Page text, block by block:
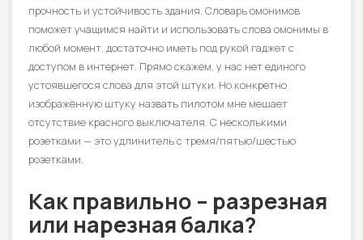
прочность и устойчивость здания. Словарь омонимов
поможет учащимся найти и использовать слова омонимы в
любой момент, достаточно иметь под рукой гаджет с
доступом в интернет. Прямо скажем, у нас нет единого
устоявшегося слова для этой штуки. Но конкретно
изображённую штуку назвать пилотом мне мешает
отсутствие красного выключателя. С несколькими
розетками — это удлинитель с тремя/пятью/шестью
розетками.
Как правильно – разрезная
или нарезная балка?